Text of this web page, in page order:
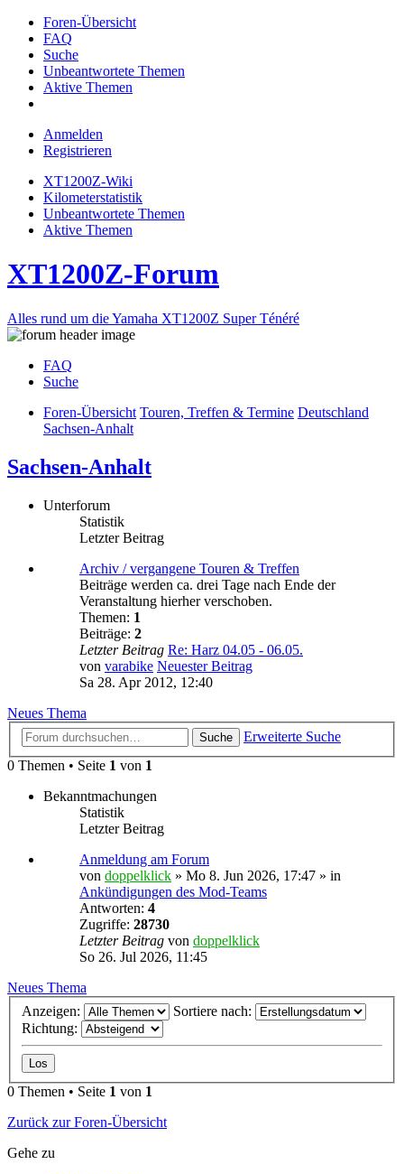
Foren-Übersicht
FAQ
Suche
Unbeantwortete Themen
Aktive Themen
Anmelden
Registrieren
XT1200Z-Wiki
Kilometerstatistik
Unbeantwortete Themen
Aktive Themen
XT1200Z-Forum
Alles rund um die Yamaha XT1200Z Super Ténéré
FAQ
Suche
Foren-Übersicht Touren, Treffen & Termine Deutschland
Sachsen-Anhalt
Sachsen-Anhalt
Unterforum
Statistik
Letzter Beitrag
Archiv / vergangene Touren & Treffen
Beiträge werden ca. drei Tage nach Ende der
Veranstaltung hierher verschoben.
Themen: 1
Beiträge: 2
Letzter Beitrag Re: Harz 04.05 - 06.05.
von varabike Neuester Beitrag
Sa 28. Apr 2012, 12:40
Neues Thema
Suche
Erweiterte Suche
0 Themen • Seite 1 von 1
Bekanntmachungen
Statistik
Letzter Beitrag
Anmeldung am Forum
von doppelklick » Mo 8. Jun 2026, 17:47 » in
Ankündigungen des Mod-Teams
Antworten: 4
Zugriffe: 28730
Letzter Beitrag von doppelklick
So 26. Jul 2026, 11:45
Neues Thema
Anzeigen:
Sortiere nach:
Richtung:
0 Themen • Seite 1 von 1
Zurück zur Foren-Übersicht
Gehe zu